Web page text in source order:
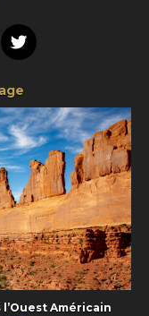
Twitter
Américain